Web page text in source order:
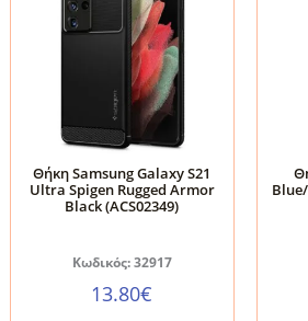
Θήκη Samsung Galaxy S21
Ultra Spigen Rugged Armor
Black (ACS02349)
Κωδικός: 32917
13.80€